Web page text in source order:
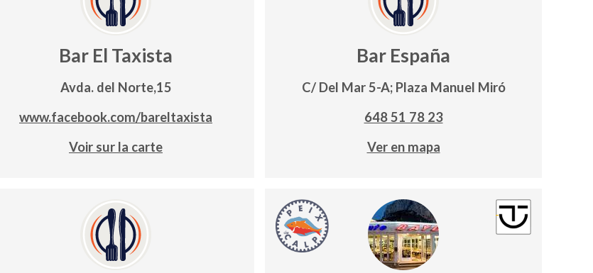
Bar El Taxista
Avda. del Norte,15
www.facebook.com/bareltaxista
Voir sur la carte
Bar España
C/ Del Mar 5-A; Plaza Manuel Miró
648 51 78 23
Ver en mapa